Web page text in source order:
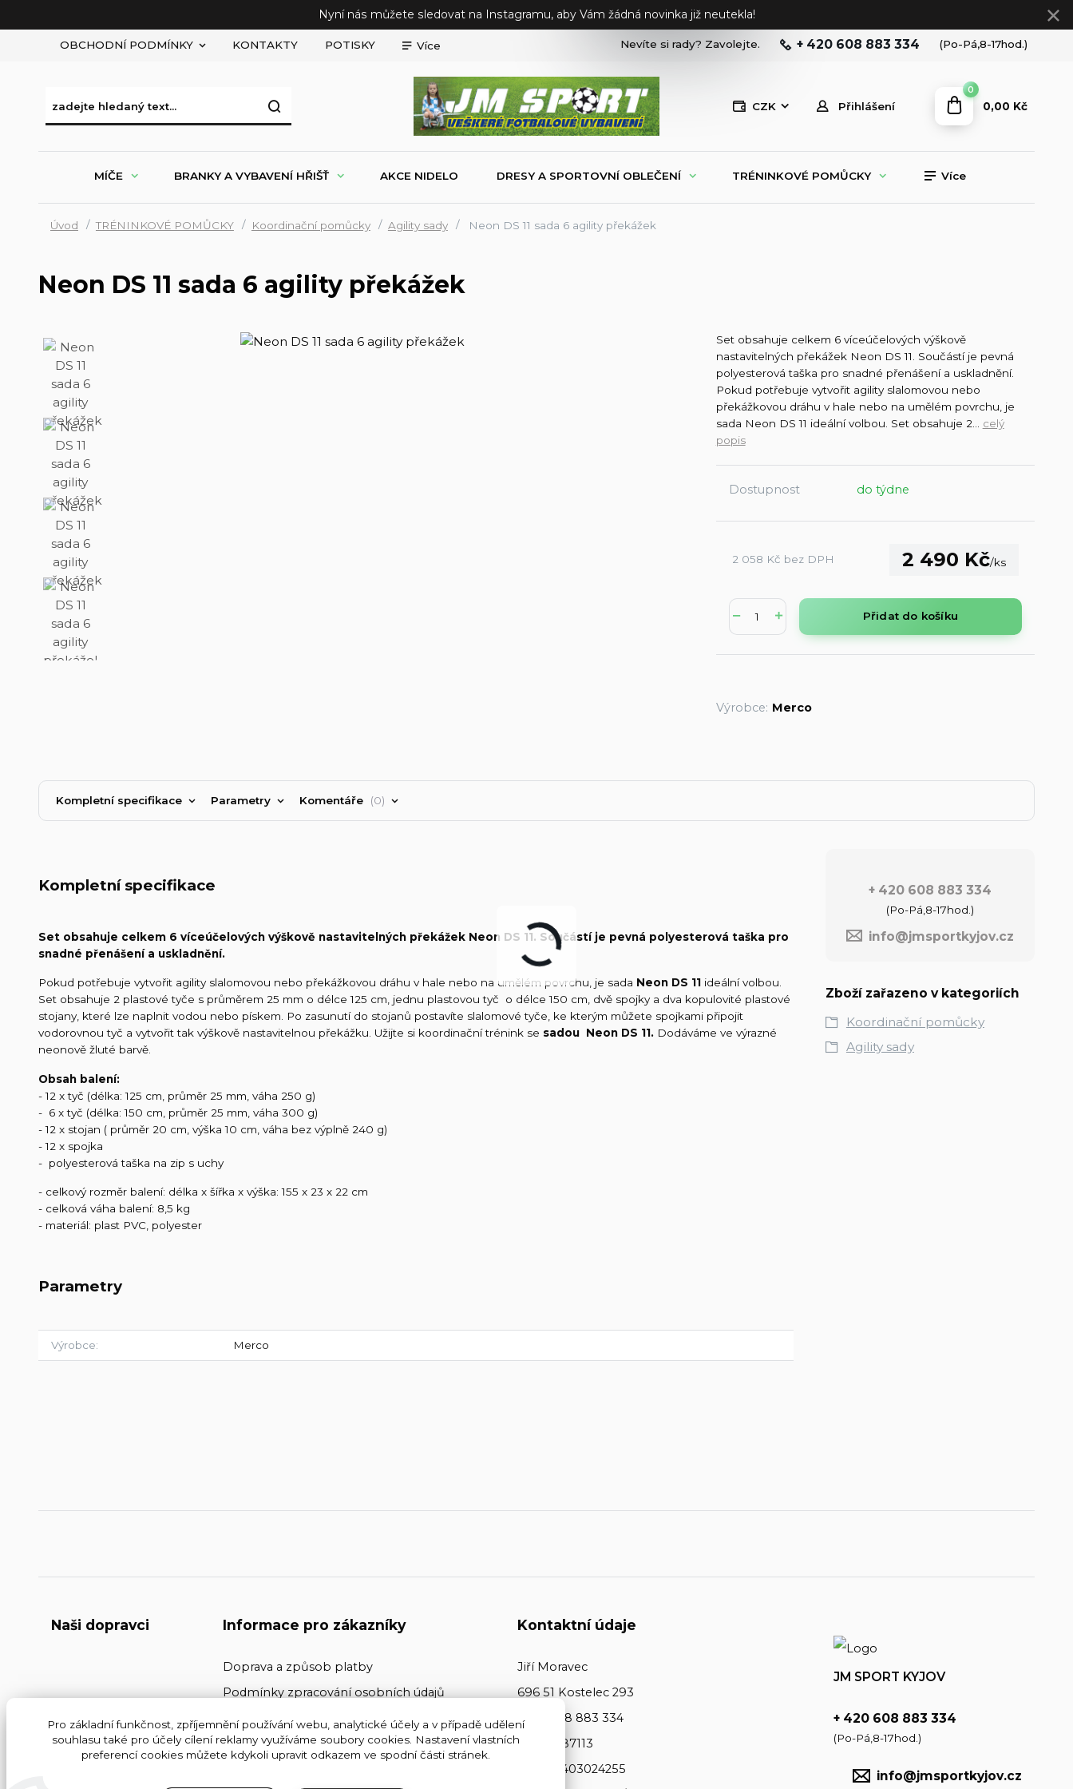
Nyní nás můžete sledovat na Instagramu, aby Vám žádná novinka již neutekla!
OBCHODNÍ PODMÍNKY KONTAKTY POTISKY Více
CZK Přihlášení
Nevíte si rady? Zavolejte. + 420 608 883 334 (Po-Pá,8-17hod.)
0
0,00 Kč
MÍČE BRANKY A VYBAVENÍ HŘIŠŤ AKCE NIDELO DRESY A SPORTOVNÍ OBLEČENÍ TRÉNINKOVÉ POMŮCKY Více
Úvod TRÉNINKOVÉ POMŮCKY Koordinační pomůcky Agility sady Neon DS 11 sada 6 agility překážek
Neon DS 11 sada 6 agility překážek
Set obsahuje celkem 6 víceúčelových výškově
nastavitelných překážek Neon DS 11. Součástí je pevná
polyesterová taška pro snadné přenášení a uskladnění.
Pokud potřebuje vytvořit agility slalomovou nebo
překážkovou dráhu v hale nebo na umělém povrchu, je
sada Neon DS 11 ideální volbou. Set obsahuje 2... celý
popis
Dostupnost do týdne
2 490 Kč/ks
2 058 Kč bez DPH
Přidat do košíku
Výrobce: Merco
Kompletní specifikace Parametry Komentáře 0
Kompletní specifikace
Set obsahuje celkem 6 víceúčelových výškově nastavitelných překážek Neon DS 11. Součástí je pevná polyesterová taška pro
snadné přenášení a uskladnění.
Pokud potřebuje vytvořit agility slalomovou nebo překážkovou dráhu v hale nebo na umělém povrchu, je sada Neon DS 11 ideální volbou.
Set obsahuje 2 plastové tyče s průměrem 25 mm o délce 125 cm, jednu plastovou tyč o délce 150 cm, dvě spojky a dva kopulovité plastové
stojany, které lze naplnit vodou nebo pískem. Po zasunutí do stojanů postavíte slalomové tyče, ke kterým můžete spojkami připojit
vodorovnou tyč a vytvořit tak výškově nastavitelnou překážku. Užijte si koordinační trénink se sadou Neon DS 11. Dodáváme ve výrazné
neonově žluté barvě.
Obsah balení:
- 12 x tyč (délka: 125 cm, průměr 25 mm, váha 250 g)
- 6 x tyč (délka: 150 cm, průměr 25 mm, váha 300 g)
- 12 x stojan ( průměr 20 cm, výška 10 cm, váha bez výplně 240 g)
- 12 x spojka
- polyesterová taška na zip s uchy
- celkový rozměr balení: délka x šířka x výška: 155 x 23 x 22 cm
- celková váha balení: 8,5 kg
- materiál: plast PVC, polyester
Parametry
Výrobce Merco
+ 420 608 883 334
(Po-Pá,8-17hod.)
info@jmsportkyjov.cz
Zboží zařazeno v kategoriích
Koordinační pomůcky
Agility sady
Naši dopravci Informace pro zákazníky
Doprava a způsob platby
Podmínky zpracování osobních údajů
Kontakty
Obchodní podmínky
Kontaktní údaje
Jiří Moravec
696 51 Kostelec 293
+420 608 883 334
ičo: 64487113
dič: CZ7403024255
JM SPORT KYJOV
+ 420 608 883 334
(Po-Pá,8-17hod.)
info@jmsportkyjov.cz
Pro základní funkčnost, zpříjemnění používání webu, analytické účely a v případě udělení
souhlasu také pro účely cílení reklamy využíváme soubory cookies. Nastavení vlastních
preferencí cookies můžete kdykoli upravit odkazem ve spodní části stránek.